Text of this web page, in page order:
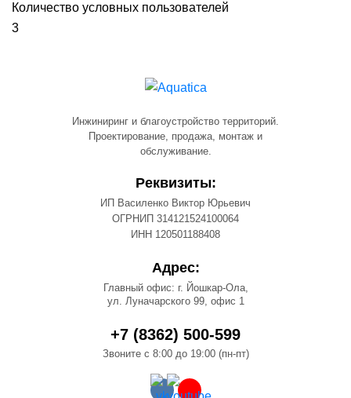
Количество условных пользователей
3
Инжиниринг и благоустройство территорий.
Проектирование, продажа, монтаж и
обслуживание.
Реквизиты:
ИП Василенко Виктор Юрьевич
ОГРНИП 314121524100064
ИНН 120501188408
Адрес:
Главный офис: г. Йошкар-Ола,
ул. Луначарского 99, офис 1
+7 (8362) 500-599
Звоните с 8:00 до 19:00 (пн-пт)